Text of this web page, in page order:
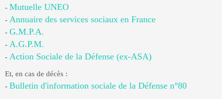
- Mutuelle UNEO
- Annuaire des services sociaux en France
- G.M.P.A.
- A.G.P.M.
- Action Sociale de la Défense (ex-ASA)
Et, en cas de décès :
- Bulletin d'information sociale de la Défense n°80